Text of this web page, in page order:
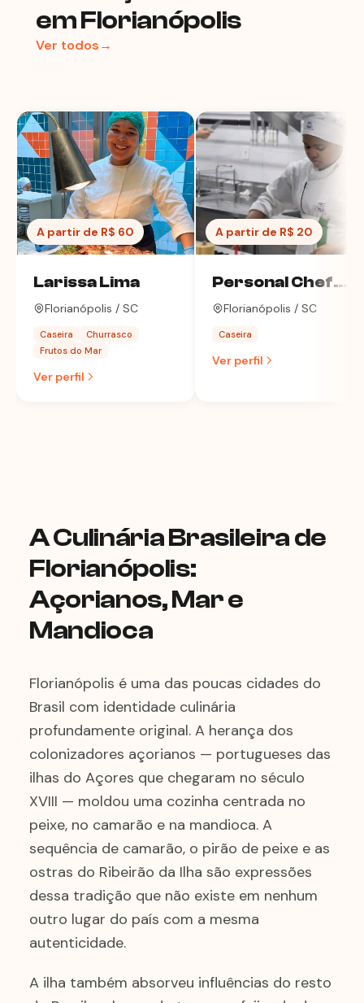
em Florianópolis
Ver todos→
A partir de R$ 60
Larissa Lima
Florianópolis / SC
Caseira
Churrasco
Frutos do Mar
Ver perfil
A partir de R$ 20
Personal Chef
Lidia
Florianópolis / SC
Caseira
Ver perfil
A Culinária Brasileira de
Florianópolis:
Açorianos, Mar e
Mandioca
Florianópolis é uma das poucas cidades do
Brasil com identidade culinária
profundamente original. A herança dos
colonizadores açorianos — portugueses das
ilhas do Açores que chegaram no século
XVIII — moldou uma cozinha centrada no
peixe, no camarão e na mandioca. A
sequência de camarão, o pirão de peixe e as
ostras do Ribeirão da Ilha são expressões
dessa tradição que não existe em nenhum
outro lugar do país com a mesma
autenticidade.
A ilha também absorveu influências do resto